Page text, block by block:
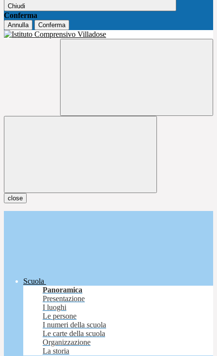
Chiudi
Conferma
Annulla Conferma
close
Scuola
Panoramica
Presentazione
I luoghi
Le persone
I numeri della scuola
Le carte della scuola
Organizzazione
La storia